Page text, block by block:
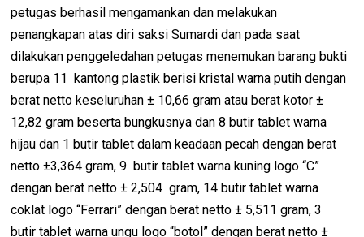
petugas berhasil mengamankan dan melakukan
penangkapan atas diri saksi Sumardi dan pada saat
dilakukan penggeledahan petugas menemukan barang bukti
berupa 11 kantong plastik berisi kristal warna putih dengan
berat netto keseluruhan ± 10,66 gram atau berat kotor ±
12,82 gram beserta bungkusnya dan 8 butir tablet warna
hijau dan 1 butir tablet dalam keadaan pecah dengan berat
netto ±3,364 gram, 9 butir tablet warna kuning logo “C”
dengan berat netto ± 2,504 gram, 14 butir tablet warna
coklat logo “Ferrari” dengan berat netto ± 5,511 gram, 3
butir tablet warna ungu logo “botol” dengan berat netto ±